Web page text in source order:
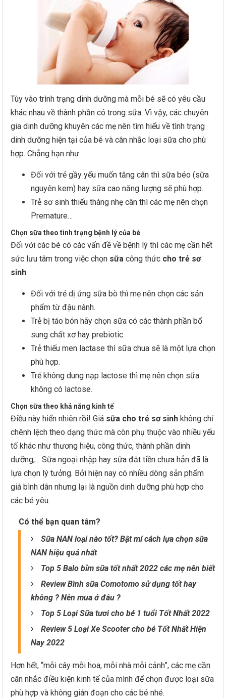
Tùy vào trình trạng dinh dưỡng mà mỗi bé sẽ có yêu cầu
khác nhau về thành phần có trong sữa. Vì vậy, các chuyên
gia dinh dưỡng khuyên các mẹ nên tìm hiểu về tình trạng
dinh dưỡng hiện tại của bé và cân nhắc loại sữa cho phù
hợp. Chẳng hạn như:
Đối với trẻ gầy yếu muốn tăng cân thì sữa béo (sữa
nguyên kem) hay sữa cao năng lượng sẽ phù hợp.
Trẻ sơ sinh thiếu tháng nhẹ cân thì các mẹ nên chọn
Premature…
Chọn sữa theo tình trạng bệnh lý của bé
Đối với các bé có các vấn đề về bệnh lý thì các mẹ cần hết
sức lưu tâm trong việc chọn sữa công thức cho trẻ sơ
sinh.
Đối với trẻ dị ứng sữa bò thì mẹ nên chọn các sản
phẩm từ đậu nành.
Trẻ bị táo bón hãy chọn sữa có các thành phần bổ
sung chất xơ hay prebiotic.
Trẻ thiếu men lactase thì sữa chua sẽ là một lựa chọn
phù hợp.
Trẻ không dung nạp lactose thì mẹ nên chọn sữa
không có lactose.
Chọn sữa theo khả năng kinh tế
Điều này hiển nhiên rồi! Giá sữa cho trẻ sơ sinh không chỉ
chênh lệch theo dạng thức mà còn phụ thuộc vào nhiều yếu
tố khác như thương hiệu, công thức, thành phần dinh
dưỡng,… Sữa ngoại nhập hay sữa đắt tiền chưa hẳn đã là
lựa chọn lý tưởng. Bởi hiện nay có nhiều dòng sản phẩm
giá bình dân nhưng lại là nguồn dinh dưỡng phù hợp cho
các bé yêu.
Có thể bạn quan tâm?
Sữa NAN loại nào tốt? Bật mí cách lựa chọn sữa
NAN hiệu quả nhất
Top 5 Balo bỉm sữa tốt nhất 2022 các mẹ nên biết
Review Bình sữa Comotomo sử dụng tốt hay
không ? Nên mua ở đâu ?
Top 5 Loại Sữa tươi cho bé 1 tuổi Tốt Nhất 2022
Review 5 Loại Xe Scooter cho bé Tốt Nhất Hiện
Nay 2022
Hơn hết, “mỗi cây mỗi hoa, mỗi nhà mỗi cảnh”, các mẹ cần
cân nhắc điều kiện kinh tế của mình để chọn được loại sữa
phù hợp và không gián đoạn cho các bé nhé.